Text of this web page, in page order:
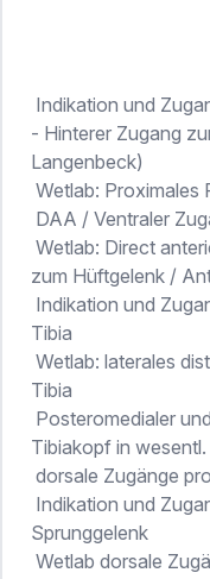
Indikation und
- Hinterer Zugang
Langenbeck)
Wetlab: Proximales
DAA / Ventraler
Wetlab: Direct
zum Hüftgelenk /
Indikation und
Tibia
Wetlab: laterales
Tibia
Posteromedialer
Tibiakopf in
dorsale Zugänge
Indikation und
Sprunggelenk
Wetlab dorsale